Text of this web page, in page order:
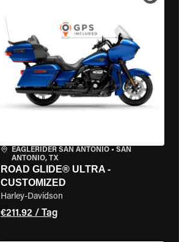
EAGLERIDER SAN ANTONIO• SAN
ANTONIO, TX
ROAD GLIDE® ULTRA -
CUSTOMIZED
Harley-Davidson
€211.92 / Tag